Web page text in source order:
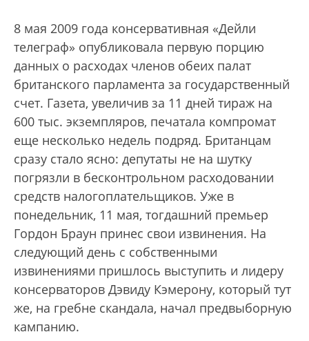
8 мая 2009 года консервативная «Дейли
телеграф» опубликовала первую порцию
данных о расходах членов обеих палат
британского парламента за государственный
счет. Газета, увеличив за 11 дней тираж на
600 тыс. экземпляров, печатала компромат
еще несколько недель подряд. Британцам
сразу стало ясно: депутаты не на шутку
погрязли в бесконтрольном расходовании
средств налогоплательщиков. Уже в
понедельник, 11 мая, тогдашний премьер
Гордон Браун принес свои извинения. На
следующий день с собственными
извинениями пришлось выступить и лидеру
консерваторов Дэвиду Кэмерону, который тут
же, на гребне скандала, начал предвыборную
кампанию.